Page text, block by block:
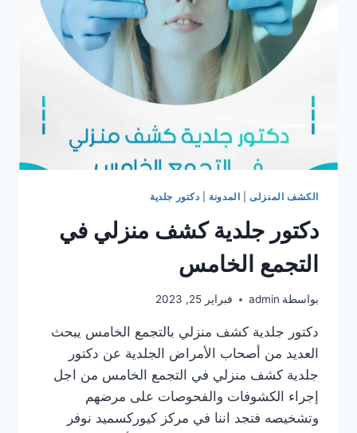
الجديدة
2025
الكشف المنزلى| المدونة دكتور جلدية
دكتور جلدية كشف منزلي في
التجمع الخامس
بواسطة admin فبراير 25, 2023
دكتور جلدية كشف منزلي بالتجمع الخامس يبحث
العديد من أصحاب الأمراض الجلدية عن دكتور
جلدية كشف منزلي في التجمع الخامس من اجل
إجراء الكشوفات والفحوصات على مرضهم
وتشخيصه فتجد اننا في مركز كيوركسميد نوفر